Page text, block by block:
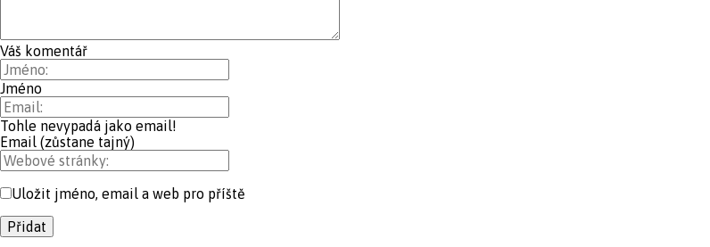
Váš komentář
Jméno
Tohle nevypadá jako email!
Email (zůstane tajný)
Uložit jméno, email a web pro příště